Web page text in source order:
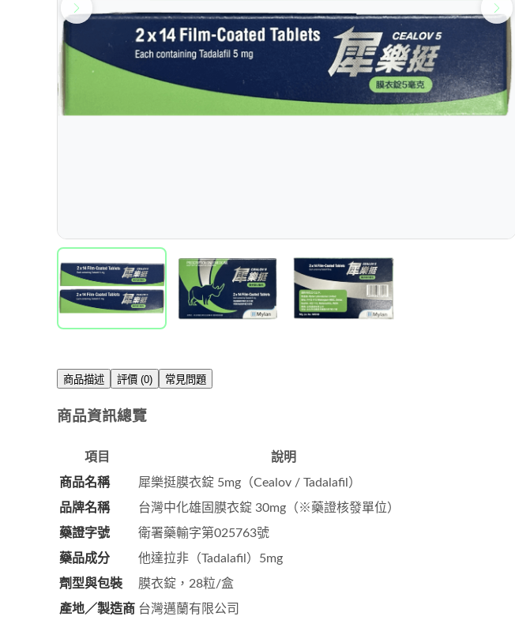
商品描述 評價 (0) 常見問題
商品資訊總覽
項目
說明
商品名稱
犀樂挺膜衣錠 5mg（Cealov / Tadalafil）
品牌名稱
台灣中化雄固膜衣錠 30mg（※藥證核發單位）
藥證字號
衛署藥輸字第025763號
藥品成分
他達拉非（Tadalafil）5mg
劑型與包裝
膜衣錠，28粒/盒
產地／製造商 台灣邁蘭有限公司